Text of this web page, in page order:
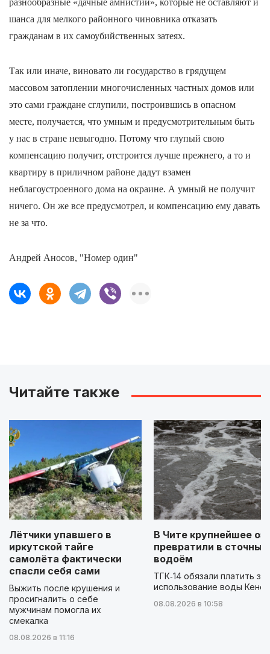
шанса для мелкого районного чиновника отказать
гражданам в их самоубийственных затеях.
Так или иначе, виновато ли государство в грядущем
массовом затоплении многочисленных частных домов или
это сами граждане сглупили, построившись в опасном
месте, получается, что умным и предусмотрительным быть
у нас в стране невыгодно. Потому что глупый свою
компенсацию получит, отстроится лучше прежнего, а то и
квартиру в приличном районе дадут взамен
неблагоустроенного дома на окраине. А умный не получит
ничего. Он же все предусмотрел, и компенсацию ему давать
не за что.
Андрей Аносов, "Номер один"
Читайте также
Лётчики упавшего в
иркутской тайге
самолёта фактически
спасли себя сами
Выжить после крушения и
просигналить о себе
мужчинам помогла их
смекалка
08.08.2026 в 11:16
В Чите крупнейшее
превратили в сточный
водоём
ТГК‑14 обязали платить за
использование воды
08.08.2026 в 10:58